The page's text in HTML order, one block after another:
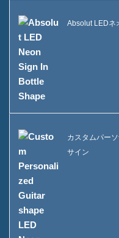
Absolut LEDネ
カスタムパー
サイン